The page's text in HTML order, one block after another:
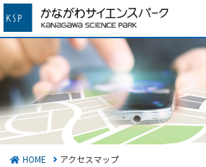
HOME アクセスマップ